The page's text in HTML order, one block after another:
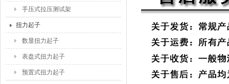
手压式拉压测试架
扭力起子
数显扭力起子
表盘式扭力起子
预置式扭力起子